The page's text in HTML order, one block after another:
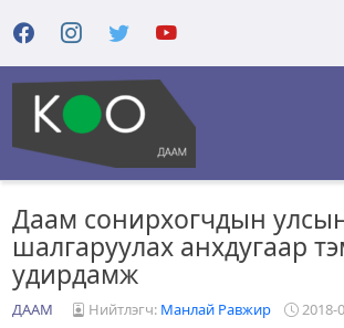
Даам сонирхогчдын
шалгаруулах анхдугаар
удирдамж
ДААМ Нийтлэгч: Манлай Равжир 2018-